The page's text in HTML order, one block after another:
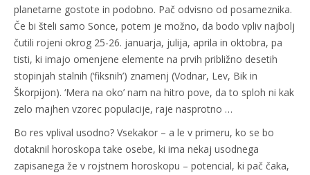
planetarne gostote in podobno. Pač odvisno od posameznika.
Če bi šteli samo Sonce, potem je možno, da bodo vpliv najbolj
čutili rojeni okrog 25-26. januarja, julija, aprila in oktobra, pa
tisti, ki imajo omenjene elemente na prvih približno desetih
stopinjah stalnih (‘fiksnih’) znamenj (Vodnar, Lev, Bik in
Škorpijon). ‘Mera na oko’ nam na hitro pove, da to sploh ni kak
zelo majhen vzorec populacije, raje nasprotno …
Bo res vplival usodno? Vsekakor – a le v primeru, ko se bo
dotaknil horoskopa take osebe, ki ima nekaj usodnega
zapisanega že v rojstnem horoskopu – potencial, ki pač čaka,